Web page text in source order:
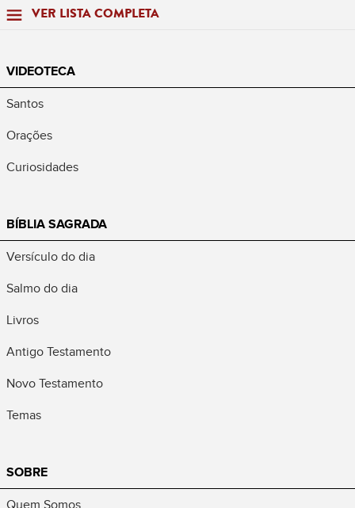
VER LISTA COMPLETA
VIDEOTECA
Santos
Orações
Curiosidades
BÍBLIA SAGRADA
Versículo do dia
Salmo do dia
Livros
Antigo Testamento
Novo Testamento
Temas
SOBRE